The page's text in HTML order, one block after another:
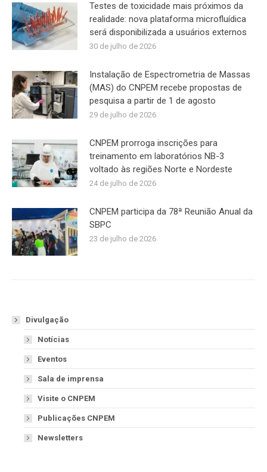
Testes de toxicidade mais próximos da
realidade: nova plataforma microfluídica
será disponibilizada a usuários externos
30 de julho de 2026
Instalação de Espectrometria de Massas
(MAS) do CNPEM recebe propostas de
pesquisa a partir de 1 de agosto
29 de julho de 2026
CNPEM prorroga inscrições para
treinamento em laboratórios NB-3
voltado às regiões Norte e Nordeste
24 de julho de 2026
CNPEM participa da 78ª Reunião Anual da
SBPC
23 de julho de 2026
Divulgação
Notícias
Eventos
Sala de imprensa
Visite o CNPEM
Publicações CNPEM
Newsletters